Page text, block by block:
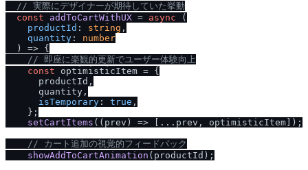
// 実際にデザイナーが期待していた挙動
const
addToCartWithUX = async (
productId : string ,
quantity : number
) => {
// 即座に楽観的更新でユーザー体験向上
const optimisticItem = {
      productId,
      quantity,
isTemporary : true ,
    };
setCartItems ( ( prev ) => [...prev, optimisticItem]);
// カート追加の視覚的フィードバック
showAddToCartAnimation (productId);